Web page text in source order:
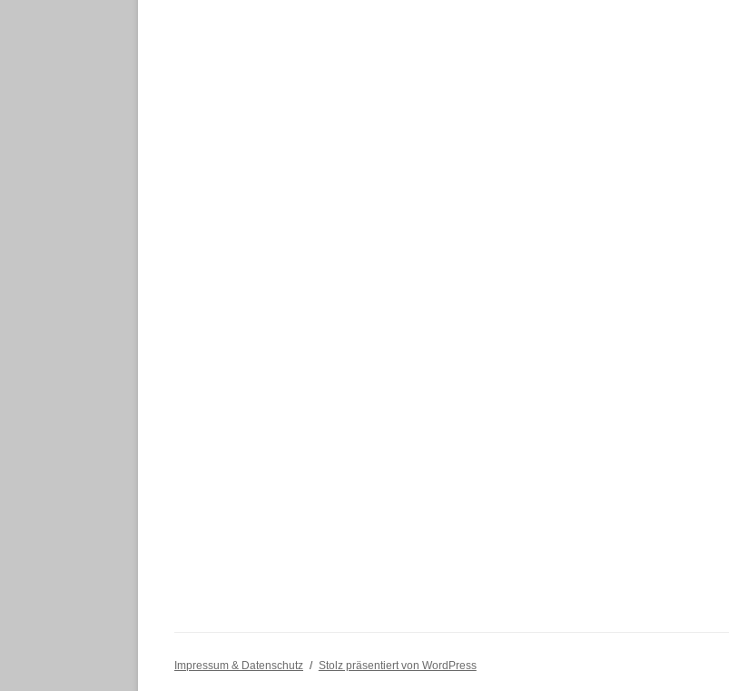
Impressum & Datenschutz Stolz präsentiert von WordPress